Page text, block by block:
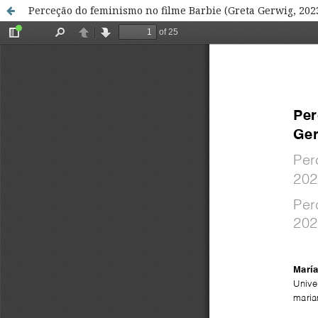
Perceção do feminismo no filme Barbie (Greta Gerwig,